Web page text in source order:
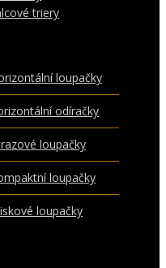
triery
loupačky
odíračky
loupačky
loupačky
loupačky